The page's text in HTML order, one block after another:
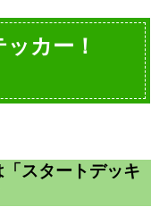
カー！
「スタートデッキ